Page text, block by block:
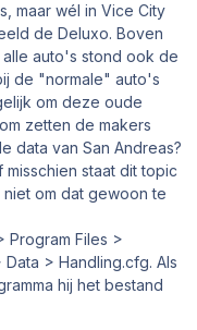
maar wél in Vice City
de Deluxo. Boven
auto's stond ook de
de "normale" auto's
om deze oude
zetten de makers
data van San Andreas?
staat dit topic
om dat gewoon te
Program Files >
> Handling.cfg. Als
hij het bestand